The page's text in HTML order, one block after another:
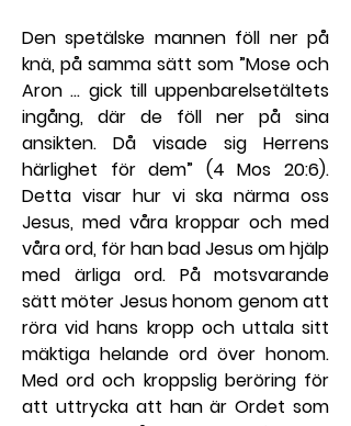
Den spetälske mannen föll ner på
knä, på samma sätt som ”Mose och
Aron … gick till uppenbarelsetältets
ingång, där de föll ner på sina
ansikten. Då visade sig Herrens
härlighet för dem” (4 Mos 20:6).
Detta visar hur vi ska närma oss
Jesus, med våra kroppar och med
våra ord, för han bad Jesus om hjälp
med ärliga ord. På motsvarande
sätt möter Jesus honom genom att
röra vid hans kropp och uttala sitt
mäktiga helande ord över honom.
Med ord och kroppslig beröring för
att uttrycka att han är Ordet som